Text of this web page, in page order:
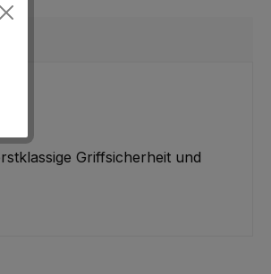
Griffsicherheit und